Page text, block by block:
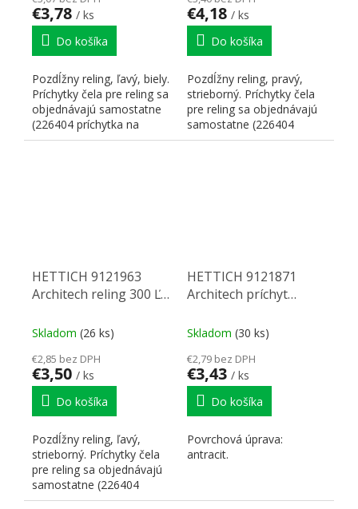
€3,78 / ks
Do košíka
Pozdĺžny reling, ľavý, biely.
Príchytky čela pre reling sa
objednávajú samostatne
(226404 príchytka na
skrutku na...
€4,18 / ks
Do košíka
Pozdĺžny reling, pravý,
strieborný. Príchytky čela
pre reling sa objednávajú
samostatne (226404
príchytka na skrutku...
HETTICH 9121963
Architech reling 300 Ľ
Skladom (26 ks)
€2,85 bez DPH
€3,50 / ks
Do košíka
Pozdĺžny reling, ľavý,
strieborný. Príchytky čela
pre reling sa objednávajú
samostatne (226404
príchytka na skrutku...
HETTICH 9121871
Architech príchyt
Skladom (30 ks)
€2,79 bez DPH
€3,43 / ks
Do košíka
Povrchová úprava:
antracit.